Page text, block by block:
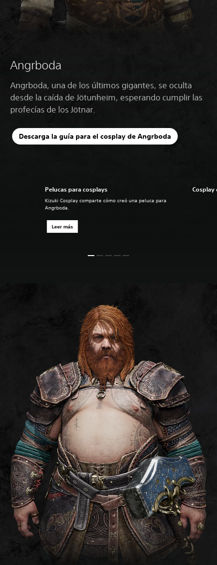
Angrboda
Angrboda, una de los últimos gigantes, se oculta
desde la caída de Jötunheim, esperando cumplir las
profecías de los Jötnar.
Descarga la guía para el cosplay de Angrboda
Pelucas para cosplays
Kizuki Cosplay comparte cómo creó una peluca para
Angrboda.
Leer más